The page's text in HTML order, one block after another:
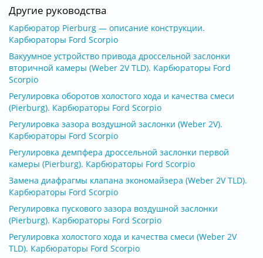
Другие руководства
Карбюратор Pierburg — описание конструкции.
Карбюраторы Ford Scorpio
Вакуумное устройство привода дроссельной заслонки
вторичной камеры (Weber 2V TLD). Карбюраторы Ford
Scorpio
Регулировка оборотов холостого хода и качества смеси
(Pierburg). Карбюраторы Ford Scorpio
Регулировка зазора воздушной заслонки (Weber 2V).
Карбюраторы Ford Scorpio
Регулировка демпфера дроссельной заслонки первой
камеры (Pierburg). Карбюраторы Ford Scorpio
Замена диафрагмы клапана экономайзера (Weber 2V TLD).
Карбюраторы Ford Scorpio
Регулировка пускового зазора воздушной заслонки
(Pierburg). Карбюраторы Ford Scorpio
Регулировка холостого хода и качества смеси (Weber 2V
TLD). Карбюраторы Ford Scorpio